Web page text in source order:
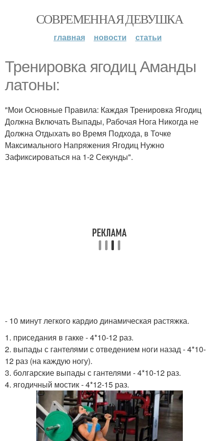
СОВРЕМЕННАЯ ДЕВУШКА
главная новости статьи
Тренировка ягодиц Аманды
латоны:
"Мои Основные Правила: Каждая Тренировка Ягодиц
Должна Включать Выпады, Рабочая Нога Никогда не
Должна Отдыхать во Время Подхода, в Точке
Максимального Напряжения Ягодиц Нужно
Зафиксироваться на 1-2 Секунды".
- 10 минут легкого кардио динамическая растяжка.
1. приседания в гакке - 4*10-12 раз.
2. выпады с гантелями с отведением ноги назад - 4*10-
12 раз (на каждую ногу).
3. болгарские выпады с гантелями - 4*10-12 раз.
4. ягодичный мостик - 4*12-15 раз.